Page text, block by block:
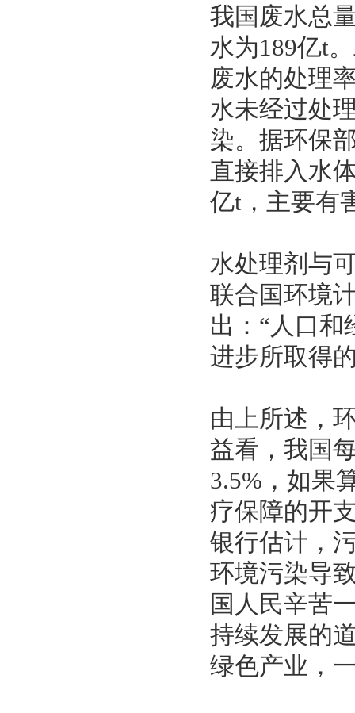
我国废水总
水为189亿t
废水的处理
水未经过处
染。据环保
直接排入水
亿t，主要有
水处理剂与
联合国环境
出：“人口
进步所取得
由上所述，
益看，我国
3.5%，如果
疗保障的开
银行估计，
环境污染导
国人民辛苦
持续发展的
绿色产业，